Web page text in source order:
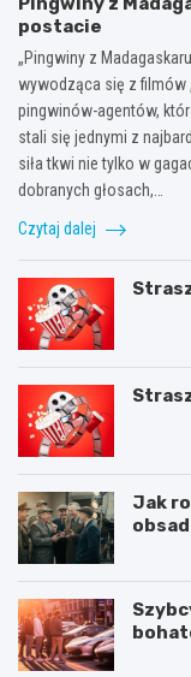
postacie
„Pingwiny z
wywodząca się z filmów
pingwinów-agentów,
stali się jednymi z
siła tkwi nie tylko w
dobranych głosach,…
Czytaj dalej
Jak
C
J